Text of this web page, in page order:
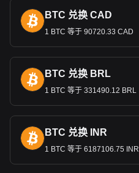
BTC 兑换 CAD
1 BTC 等于 90720.33 CAD
BTC 兑换 BRL
1 BTC 等于 331490.12 BRL
BTC 兑换 INR
1 BTC 等于 6187106.75 INR